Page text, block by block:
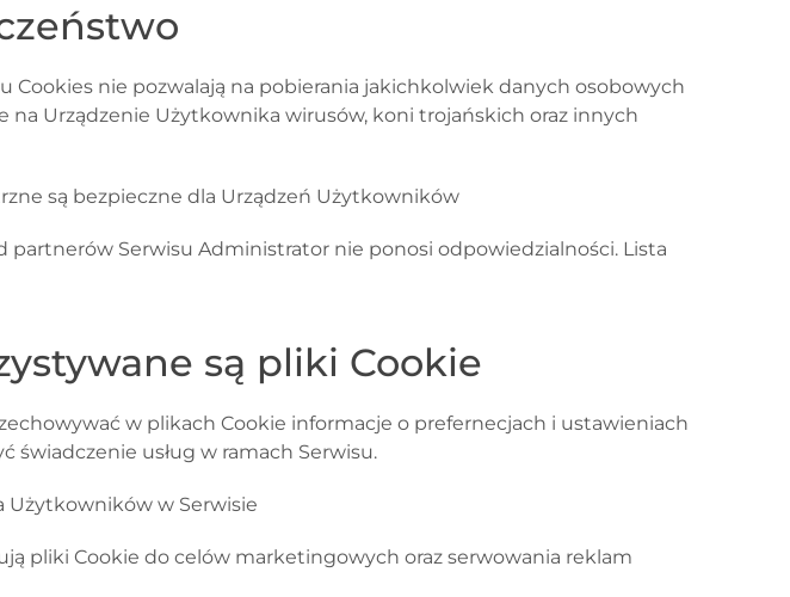
Cookies nie pozwalają na pobierania jakichkolwiek danych osobowych
Urządzenie Użytkownika wirusów, koni trojańskich oraz innych
są bezpieczne dla Urządzeń Użytkowników
Serwisu Administrator nie ponosi odpowiedzialności. Lista
są pliki Cookie
w plikach Cookie informacje o prefernecjach i ustawieniach
świadczenie usług w ramach Serwisu.
Użytkowników w Serwisie
pliki Cookie do celów marketingowych oraz serwowania reklam